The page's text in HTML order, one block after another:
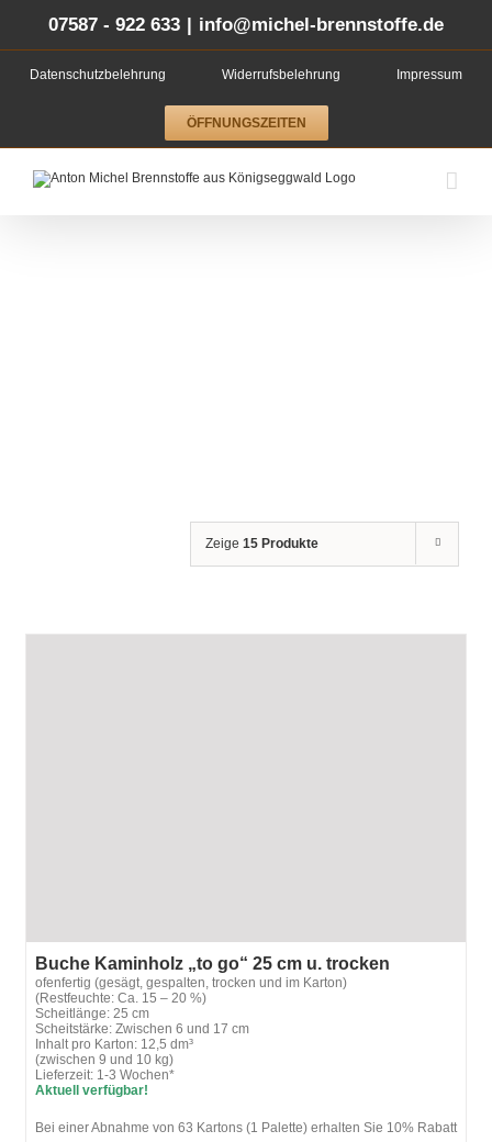
07587 - 922 633 info@michel-brennstoffe.de
Datenschutzbelehrung Widerrufsbelehrung Impressum
ÖFFNUNGSZEITEN
Zeige 15 Produkte
Buche Kaminholz „to go“ 25 cm u. trocken
ofenfertig (gesägt, gespalten, trocken und im Karton)
(Restfeuchte: Ca. 15 – 20 %)
Scheitlänge: 25 cm
Scheitstärke: Zwischen 6 und 17 cm
Inhalt pro Karton: 12,5 dm³
(zwischen 9 und 10 kg)
Lieferzeit: 1-3 Wochen*
Aktuell verfügbar!
Bei einer Abnahme von 63 Kartons (1 Palette) erhalten Sie 10% Rabatt